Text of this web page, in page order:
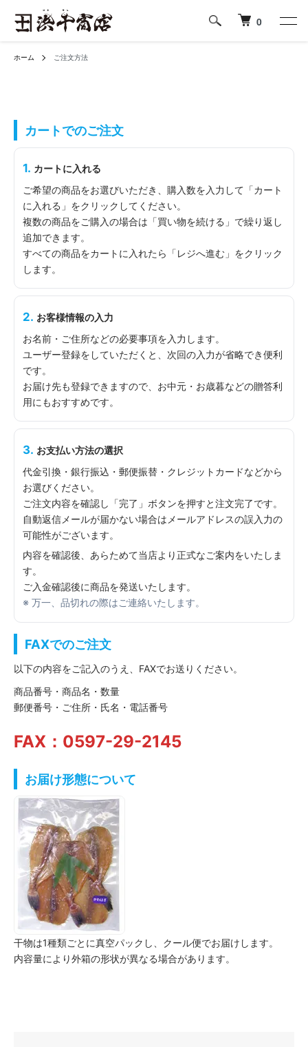
0
ホーム ご注文方法
カートでのご注文
1. カートに入れる
ご希望の商品をお選びいただき、購入数を入力して「カート
に入れる」をクリックしてください。
複数の商品をご購入の場合は「買い物を続ける」で繰り返し
追加できます。
すべての商品をカートに入れたら「レジへ進む」をクリック
します。
2. お客様情報の入力
お名前・ご住所などの必要事項を入力します。
ユーザー登録をしていただくと、次回の入力が省略でき便利
です。
お届け先も登録できますので、お中元・お歳暮などの贈答利
用にもおすすめです。
3. お支払い方法の選択
代金引換・銀行振込・郵便振替・クレジットカードなどから
お選びください。
ご注文内容を確認し「完了」ボタンを押すと注文完了です。
自動返信メールが届かない場合はメールアドレスの誤入力の
可能性がございます。
内容を確認後、あらためて当店より正式なご案内をいたしま
す。
ご入金確認後に商品を発送いたします。
※ 万一、品切れの際はご連絡いたします。
FAXでのご注文
以下の内容をご記入のうえ、FAXでお送りください。
商品番号・商品名・数量
郵便番号・ご住所・氏名・電話番号
FAX：0597-29-2145
お届け形態について
干物は1種類ごとに真空パックし、クール便でお届けします。
内容量により外箱の形状が異なる場合があります。